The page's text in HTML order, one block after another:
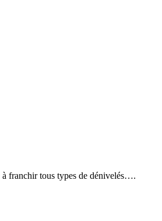
à franchir tous types de dénivelés….